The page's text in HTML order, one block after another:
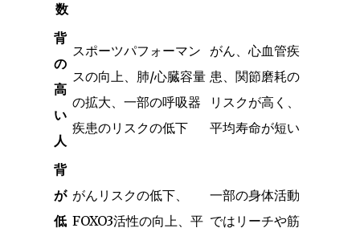
数
背
の
高
い
人
スポーツパフォーマン
スの向上、肺/心臓容量
の拡大、一部の呼吸器
疾患のリスクの低下
がん、心血管疾
患、関節磨耗の
リスクが高く、
平均寿命が短い
背
が
低
がんリスクの低下、
FOXO3活性の向上、平
一部の身体活動
ではリーチや筋